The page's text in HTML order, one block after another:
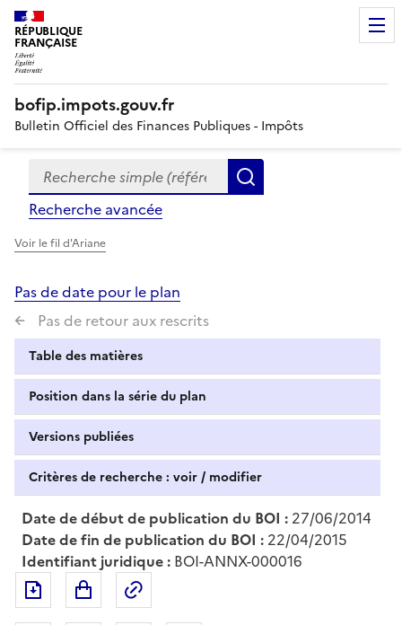
RÉPUBLIQUE
FRANÇAISE
bofip.impots.gouv.fr
Bulletin Officiel des Finances Publiques - Impôts
Formulaire
de
recherche
Recherche simple (références, mots clés, partie du
Recherche avancée
Voir le fil d'Ariane
Pas de date pour le plan
Pas de retour aux rescrits
Table des matières
Position dans la série du plan
Versions publiées
Critères de recherche : voir / modifier
Date de début de publication du BOI : 27/06/2014
Date de fin de publication du BOI : 22/04/2015
Identifiant juridique : BOI-ANNX-000016
Exporter le document au format pdf